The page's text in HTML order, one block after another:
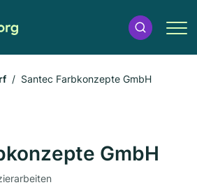
Santec Farbkonzepte GmbH
GmbH